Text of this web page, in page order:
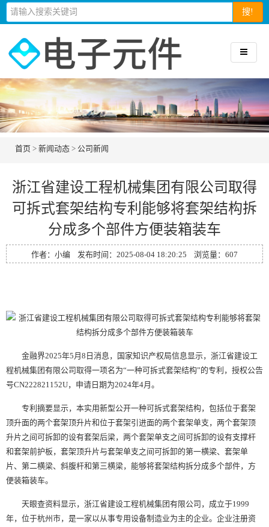
搜!
首页 > 新闻动态 > 公司新闻
浙江省建设工程机械集团有限公司取得
可拆式套架结构专利能够将套架结构拆
分成多个部件方便装箱装车
作者：小编 发布时间：2025-08-04 18:20:25 浏览量： 607
金融界2025年5月8日消息，国家知识产权局信息显示，浙江省建设工
程机械集团有限公司取得一项名为“一种可拆式套架结构”的专利，授权公告
号CN222821152U，申请日期为2024年4月。
专利摘要显示，本实用新型公开一种可拆式套架结构，包括位于套架
顶升面的两个套架顶升片和位于套架引进面的两个套架单支，两个套架顶
升片之间可拆卸的设有套架后梁，两个套架单支之间可拆卸的设有支撑杆
和套架前护板，套架顶升片与套架单支之间可拆卸的第一横梁、套架单
片、第二横梁、斜腹杆和第三横梁，能够将套架结构拆分成多个部件，方
便装箱装车。
天眼查资料显示，浙江省建设工程机械集团有限公司，成立于1999
年，位于杭州市，是一家以从事专用设备制造业为主的企业。企业注册资